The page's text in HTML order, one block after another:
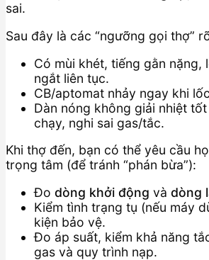
sai.
Sau đây là các “ngưỡng gọi thợ”
Có mùi khét, tiếng gằn nặng,
ngắt liên tục.
CB/aptomat nhảy ngay khi
Dàn nóng không giải nhiệt
chạy, nghi sai gas/tắc.
Khi thợ đến, bạn có thể yêu cầu
trọng tâm (để tránh “phán bừa”):
Đo dòng khởi động và dòng
Kiểm tình trạng tụ (nếu máy
kiện bảo vệ.
Đo áp suất, kiểm khả năng
gas và quy trình nạp.